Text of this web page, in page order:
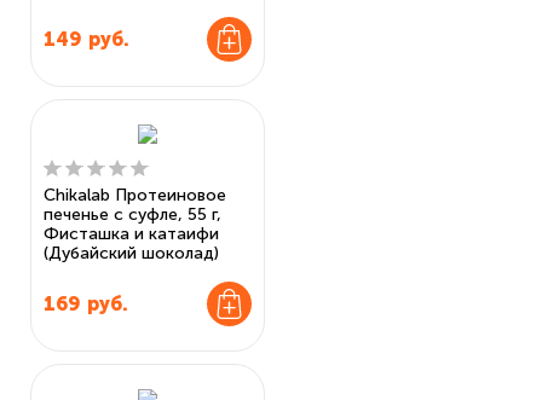
149 руб.
Chikalab Протеиновое
печенье с суфле, 55 г,
Фисташка и катаифи
(Дубайский шоколад)
169 руб.